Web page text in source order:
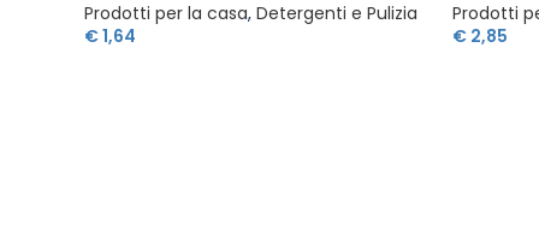
Prodotti per la casa, Detergenti e Pulizia
€1,64
Prodotti
€2,85